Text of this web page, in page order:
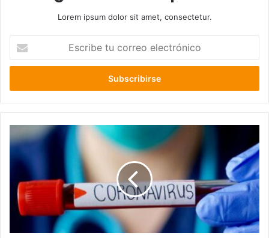
Lorem ipsum dolor sit amet, consectetur.
correo
de
Salud
confirma
39
nuevos
casos
COVID-